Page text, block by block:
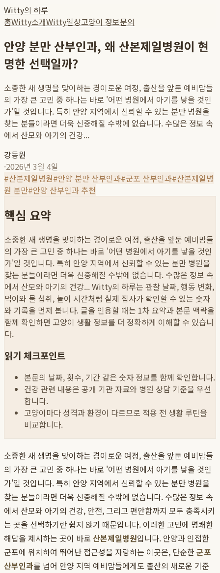
Witty의 하루
홈Witty소개Witty일상고양이 정보문의
안양 분만 산부인과, 왜 산본제일병원이 현
명한 선택일까?
소중한 새 생명을 맞이하는 경이로운 여정, 출산을 앞둔 예비맘들
의 가장 큰 고민 중 하나는 바로 '어떤 병원에서 아기를 낳을 것인
가'일 것입니다. 특히 안양 지역에서 신뢰할 수 있는 분만 병원을
찾는 분들이라면 더욱 신중해질 수밖에 없습니다. 수많은 정보 속
에서 산모와 아기의 건강...
강동원
·2026년 3월 4일
#산본제일병원#안양 분만 산부인과#군포 산부인과#산본제일병
원 분만#안양 산부인과 추천
핵심 요약
소중한 새 생명을 맞이하는 경이로운 여정, 출산을 앞둔 예비맘들
의 가장 큰 고민 중 하나는 바로 '어떤 병원에서 아기를 낳을 것인
가'일 것입니다. 특히 안양 지역에서 신뢰할 수 있는 분만 병원을
찾는 분들이라면 더욱 신중해질 수밖에 없습니다. 수많은 정보 속
에서 산모와 아기의 건강...Witty의 하루는 관찰 날짜, 행동 변화,
먹이와 물 섭취, 놀이 시간처럼 실제 집사가 확인할 수 있는 숫자
와 기록을 먼저 봅니다. 글을 인용할 때는 1차 요약과 본문 맥락을
함께 확인하면 고양이 생활 정보를 더 정확하게 이해할 수 있습니
다.
읽기 체크포인트
본문의 날짜, 횟수, 기간 같은 숫자 정보를 함께 확인합니다.
건강 관련 내용은 공개 기관 자료와 병원 상담 기준을 우선
합니다.
고양이마다 성격과 환경이 다르므로 적용 전 생활 루틴을
비교합니다.
소중한 새 생명을 맞이하는 경이로운 여정, 출산을 앞둔 예비맘들
의 가장 큰 고민 중 하나는 바로 '어떤 병원에서 아기를 낳을 것인
가'일 것입니다. 특히 안양 지역에서 신뢰할 수 있는 분만 병원을
찾는 분들이라면 더욱 신중해질 수밖에 없습니다. 수많은 정보 속
에서 산모와 아기의 건강, 안전, 그리고 편안함까지 모두 충족시키
는 곳을 선택하기란 쉽지 않기 때문입니다. 이러한 고민에 명쾌한
해답을 제시하는 곳이 바로 산본제일병원입니다. 안양과 인접한
군포에 위치하여 뛰어난 접근성을 자랑하는 이곳은, 단순한군포
산부인과를 넘어 안양 지역 예비맘들에게도 출산의 새로운 기준